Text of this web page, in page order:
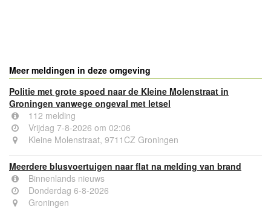
Meer meldingen in deze omgeving
Politie met grote spoed naar de Kleine Molenstraat in
Groningen vanwege ongeval met letsel
112 melding
Vrijdag 7-8-2026 om 02:06
Kleine Molenstraat, 9711CZ Groningen
Meerdere blusvoertuigen naar flat na melding van brand
Binnenlands nieuws
Donderdag 6-8-2026
Groningen